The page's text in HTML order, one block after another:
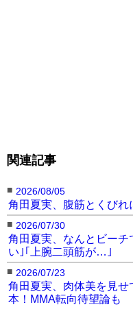
ビロディドのヒップ
（dariabilodid7より）
ビロディドのビキニ姿
（dariabilodid7より）
に見えるデ
（
関連記事
■ 2026/08/05
角田夏実、腹筋とくび
■ 2026/07/30
角田夏実、なんとビー
い｣｢上腕二頭筋が…｣
■ 2026/07/23
角田夏実、肉体美を見
本！MMA転向待望論も